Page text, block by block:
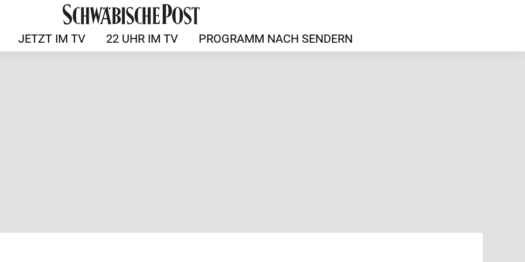
JETZT IM TV 22 UHR IM TV PROGRAMM NACH SENDERN